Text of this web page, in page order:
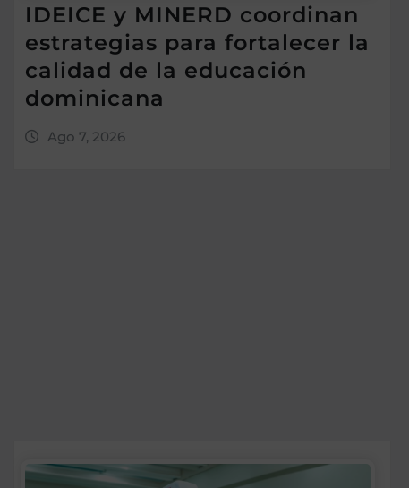
IDEICE y MINERD coordinan
estrategias para fortalecer la
calidad de la educación
dominicana
Ago 7, 2026